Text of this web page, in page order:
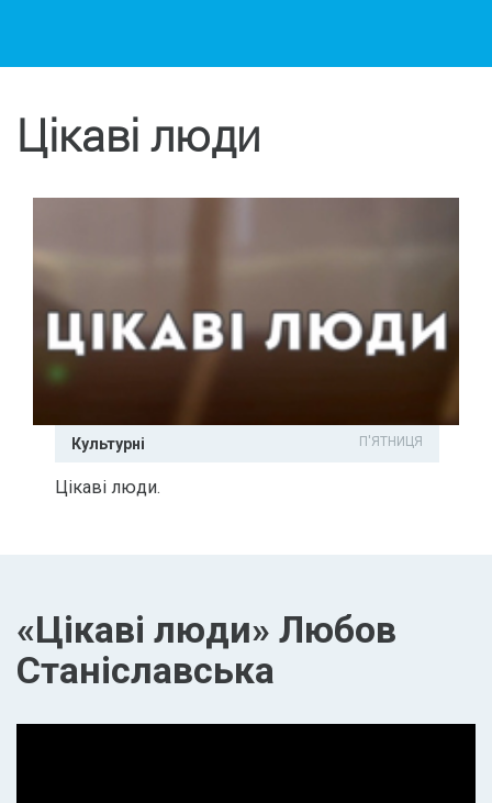
Цікаві люди
Культурні П'ЯТНИЦЯ
Цікаві люди.
«Цікаві люди» Любов
Станіславська